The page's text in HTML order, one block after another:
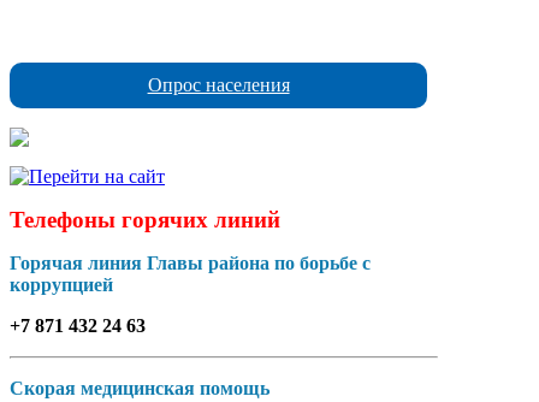
Опрос населения
Телефоны горячих линий
Горячая линия Главы района по борьбе с
коррупцией
+7 871 432 24 63
Скорая медицинская помощь